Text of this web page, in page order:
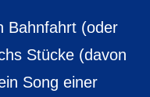
Bahnfahrt (oder
Stücke (davon
Song einer